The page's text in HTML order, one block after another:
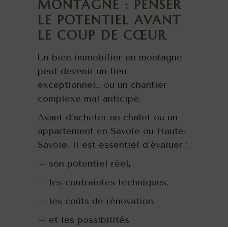
MONTAGNE : PENSER
LE POTENTIEL AVANT
LE COUP DE CŒUR
Un bien immobilier en montagne
peut devenir un lieu
exceptionnel… ou un chantier
complexe mal anticipé.
Avant d’acheter un chalet ou un
appartement en Savoie ou Haute-
Savoie, il est essentiel d’évaluer :
– son potentiel réel,
– les contraintes techniques,
– les coûts de rénovation,
– et les possibilités